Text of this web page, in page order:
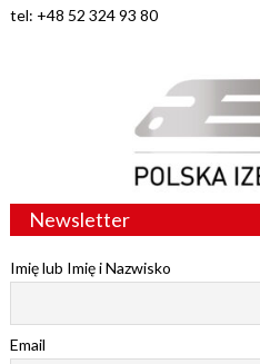
tel: +48 52 324 93 80
Newsletter
Imię lub Imię i Nazwisko
Email